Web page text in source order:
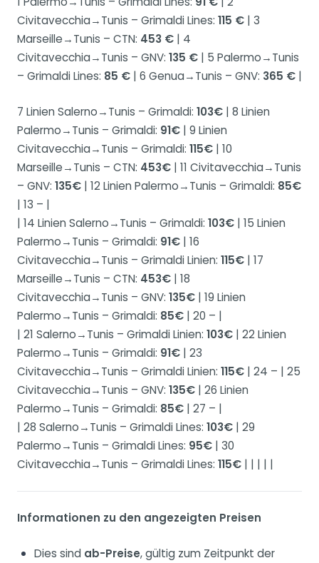
Civitavecchia→Tunis – Grimaldi Lines: 115 € | 3
Marseille→Tunis – CTN: 453 € | 4
Civitavecchia→Tunis – GNV: 135 € | 5 Palermo→Tunis
– Grimaldi Lines: 85 € | 6 Genua→Tunis – GNV: 365 € |
7 Linien Salerno→Tunis – Grimaldi: 103€ | 8 Linien
Palermo→Tunis – Grimaldi: 91€ | 9 Linien
Civitavecchia→Tunis – Grimaldi: 115€ | 10
Marseille→Tunis – CTN: 453€ | 11 Civitavecchia→Tunis
– GNV: 135€ | 12 Linien Palermo→Tunis – Grimaldi: 85€
| 13 – |
| 14 Linien Salerno→Tunis – Grimaldi: 103€ | 15 Linien
Palermo→Tunis – Grimaldi: 91€ | 16
Civitavecchia→Tunis – Grimaldi Linien: 115€ | 17
Marseille→Tunis – CTN: 453€ | 18
Civitavecchia→Tunis – GNV: 135€ | 19 Linien
Palermo→Tunis – Grimaldi: 85€ | 20 – |
| 21 Salerno→Tunis – Grimaldi Linien: 103€ | 22 Linien
Palermo→Tunis – Grimaldi: 91€ | 23
Civitavecchia→Tunis – Grimaldi Linien: 115€ | 24 – | 25
Civitavecchia→Tunis – GNV: 135€ | 26 Linien
Palermo→Tunis – Grimaldi: 85€ | 27 – |
| 28 Salerno→Tunis – Grimaldi Lines: 103€ | 29
Palermo→Tunis – Grimaldi Lines: 95€ | 30
Civitavecchia→Tunis – Grimaldi Lines: 115€ | | | | |
Informationen zu den angezeigten Preisen
Dies sind ab-Preise, gültig zum Zeitpunkt der